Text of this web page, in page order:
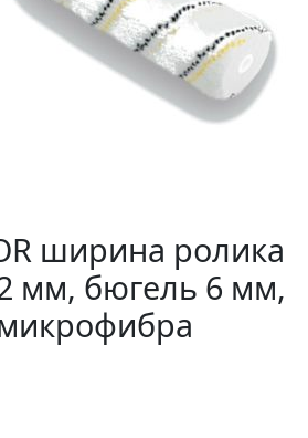
ширина ролика
мм, бюгель 6 мм,